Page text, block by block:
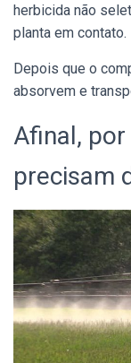
herbicida não
planta em contato.
Depois que o
absorvem e
Afinal,
precisam